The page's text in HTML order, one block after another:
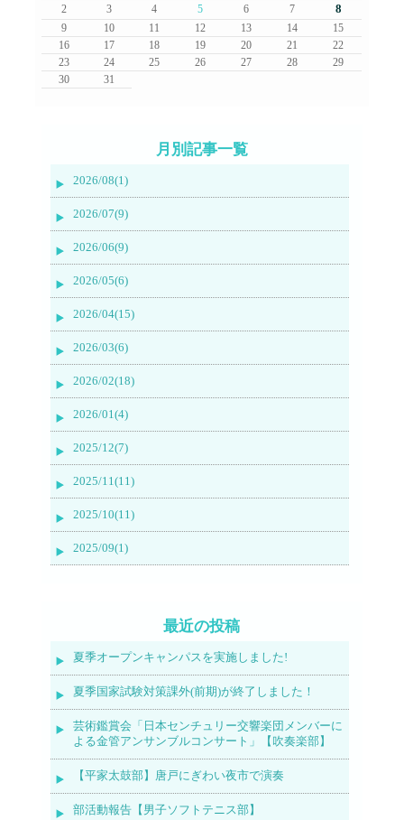
2
3 4 5 6 7 8
9 10 11 12 13 14
15
16
17 18 19 20 21
22
23
24 25 26 27 28
29
30
31
月別記事一覧
2026/08(1)
2026/07(9)
2026/06(9)
2026/05(6)
2026/04(15)
2026/03(6)
2026/02(18)
2026/01(4)
2025/12(7)
2025/11(11)
2025/10(11)
2025/09(1)
最近の投稿
夏季オープンキャンパスを実施しました!
夏季国家試験対策課外(前期)が終了しました！
芸術鑑賞会「日本センチュリー交響楽団メンバーに
よる金管アンサンブルコンサート」【吹奏楽部】
【平家太鼓部】唐戸にぎわい夜市で演奏
部活動報告【男子ソフトテニス部】